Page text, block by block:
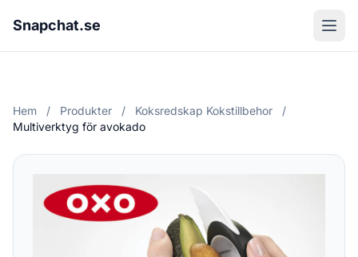
Snapchat.se
Hem / Produkter / Koksredskap Kokstillbehor
/
Multiverktyg för avokado